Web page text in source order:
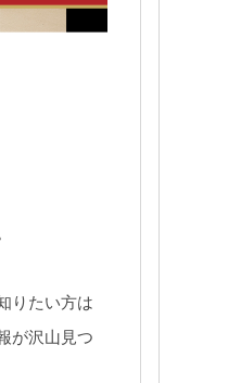
りたい方は
が沢山見つ